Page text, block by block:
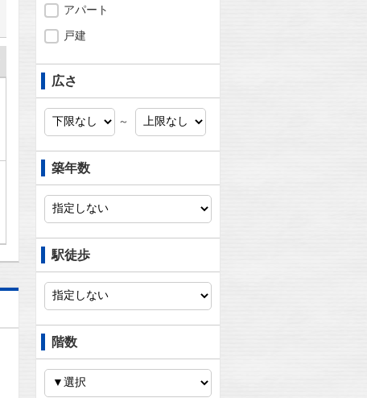
お問合わせ
お問合わせ
アパート
戸建
広さ
～
築年数
駅徒歩
階数